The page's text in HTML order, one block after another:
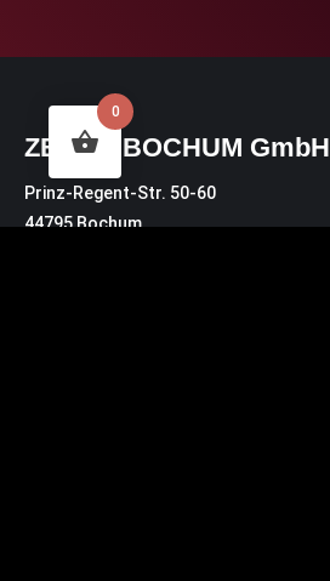
ZECHE BOCHUM GmbH
Prinz-Regent-Str. 50-60
44795 Bochum
0